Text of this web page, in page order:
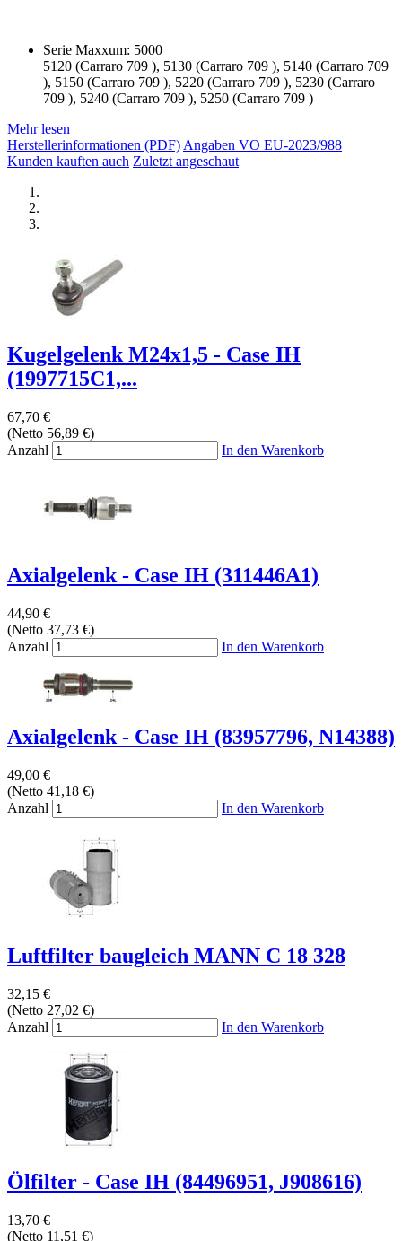
Serie Maxxum: 5000
5120 (Carraro 709 ), 5130 (Carraro 709 ), 5140 (Carraro 709
), 5150 (Carraro 709 ), 5220 (Carraro 709 ), 5230 (Carraro
709 ), 5240 (Carraro 709 ), 5250 (Carraro 709 )
Mehr lesen
Herstellerinformationen (PDF)Angaben VO EU-2023/988
Kunden kauften auch Zuletzt angeschaut
Kugelgelenk M24x1,5 - Case IH
(1997715C1,...
67,70 €
(Netto 56,89 €)
Anzahl
In den Warenkorb
Axialgelenk - Case IH (311446A1)
44,90 €
(Netto 37,73 €)
Anzahl
In den Warenkorb
Axialgelenk - Case IH (83957796, N14388)
49,00 €
(Netto 41,18 €)
Anzahl
In den Warenkorb
Luftfilter baugleich MANN C 18 328
32,15 €
(Netto 27,02 €)
Anzahl
In den Warenkorb
Ölfilter - Case IH (84496951, J908616)
13,70 €
(Netto 11,51 €)